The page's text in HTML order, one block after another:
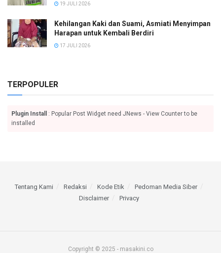
19 JULI 2026
Kehilangan Kaki dan Suami, Asmiati Menyimpan
Harapan untuk Kembali Berdiri
17 JULI 2026
TERPOPULER
Plugin Install
: Popular Post Widget need JNews - View Counter to be
installed
Tentang Kami Redaksi Kode Etik
Pedoman Media Siber
Disclaimer
Privacy
Copyright © 2025 - masakini.co